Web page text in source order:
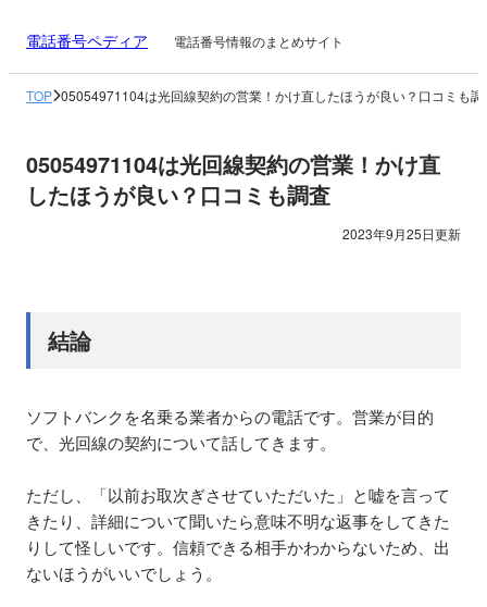
電話番号ペディア 電話番号情報のまとめサイト
TOP 05054971104は光回線契約の営業！かけ直したほうが良い？口コミも調
05054971104は光回線契約の営業！かけ直
したほうが良い？口コミも調査
2023年9月25日更新
結論
ソフトバンクを名乗る業者からの電話です。営業が目的
で、光回線の契約について話してきます。
ただし、「以前お取次ぎさせていただいた」と嘘を言って
きたり、詳細について聞いたら意味不明な返事をしてきた
りして怪しいです。信頼できる相手かわからないため、出
ないほうがいいでしょう。